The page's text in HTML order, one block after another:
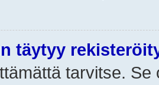
täytyy
tarvitse.